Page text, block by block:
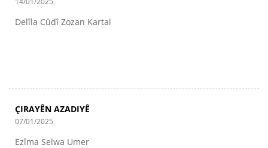
Delîla Cûdî Zozan Kartal
ÇIRAYÊN AZADIYÊ
07/01/2025
Ezîma Selwa Umer